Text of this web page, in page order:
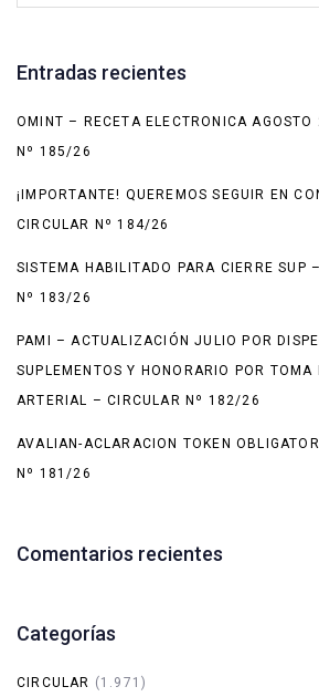
Entradas recientes
OMINT – RECETA ELECTRONICA
Nº 185/26
¡IMPORTANTE! QUEREMOS SEGUIR EN
CIRCULAR Nº 184/26
SISTEMA HABILITADO PARA CIERRE SUP
Nº 183/26
PAMI – ACTUALIZACIÓN JULIO POR
SUPLEMENTOS Y HONORARIO POR TOMA
ARTERIAL – CIRCULAR Nº 182/26
AVALIAN-ACLARACION TOKEN
Nº 181/26
Comentarios recientes
Categorías
CIRCULAR (1.971)